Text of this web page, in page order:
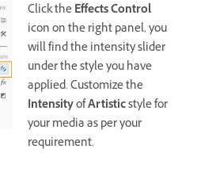
Click theEffects Control
icon on the right panel, you
will find the intensity slider
under the style you have
applied. Customize the
IntensityofArtisticstyle for
your media as per your
requirement.